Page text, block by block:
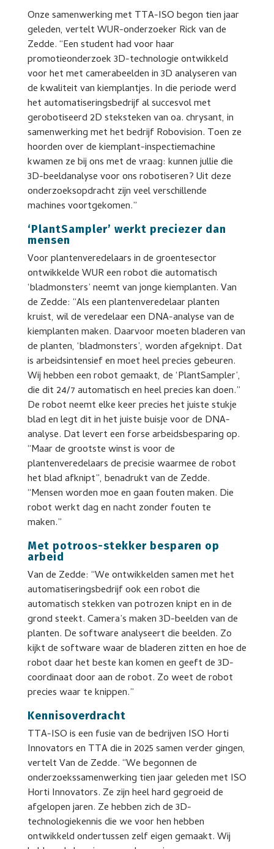
Onze samenwerking met TTA-ISO begon tien jaar
geleden, vertelt WUR-onderzoeker Rick van de
Zedde. “Een student had voor haar
promotieonderzoek 3D-technologie ontwikkeld
voor het met camerabeelden in 3D analyseren van
de kwaliteit van kiemplantjes. In die periode werd
het automatiseringsbedrijf al succesvol met
gerobotiseerd 2D steksteken van oa. chrysant, in
samenwerking met het bedrijf Robovision. Toen ze
hoorden over de kiemplant-inspectiemachine
kwamen ze bij ons met de vraag: kunnen jullie die
3D-beeldanalyse voor ons robotiseren? Uit deze
onderzoeksopdracht zijn veel verschillende
machines voortgekomen.”
‘PlantSampler’ werkt preciezer dan
mensen
Voor plantenveredelaars in de groentesector
ontwikkelde WUR een robot die automatisch
‘bladmonsters’ neemt van jonge kiemplanten. Van
de Zedde: “Als een plantenveredelaar planten
kruist, wil de veredelaar een DNA-analyse van de
kiemplanten maken. Daarvoor moeten bladeren van
de planten, ‘bladmonsters’, worden afgeknipt. Dat
is arbeidsintensief en moet heel precies gebeuren.
Wij hebben een robot gemaakt, de ‘PlantSampler’,
die dit 24/7 automatisch en heel precies kan doen.”
De robot neemt elke keer precies het juiste stukje
blad en legt dit in het juiste buisje voor de DNA-
analyse. Dat levert een forse arbeidsbesparing op.
“Maar de grootste winst is voor de
plantenveredelaars de precisie waarmee de robot
het blad afknipt”, benadrukt van de Zedde.
“Mensen worden moe en gaan fouten maken. Die
robot werkt dag en nacht zonder fouten te
maken.”
Met potroos-stekker besparen op
arbeid
Van de Zedde: “We ontwikkelden samen met het
automatiseringsbedrijf ook een robot die
automatisch stekken van potrozen knipt en in de
grond steekt. Camera’s maken 3D-beelden van de
planten. De software analyseert die beelden. Zo
kijkt de software waar de bladeren zitten en hoe de
robot daar het beste kan komen en geeft de 3D-
coordinaat door aan de robot. Zo weet de robot
precies waar te knippen.”
Kennisoverdracht
TTA-ISO is een fusie van de bedrijven ISO Horti
Innovators en TTA die in 2025 samen verder gingen,
vertelt Van de Zedde. “We begonnen de
onderzoekssamenwerking tien jaar geleden met ISO
Horti Innovators. Ze zijn heel hard gegroeid de
afgelopen jaren. Ze hebben zich de 3D-
technologiekennis die we voor hen hebben
ontwikkeld ondertussen zelf eigen gemaakt. Wij